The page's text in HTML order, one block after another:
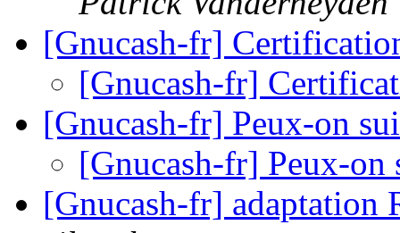
[Gnucash-fr]
[Gnucash-fr]
[Gnucash-fr] Peux-on
[Gnucash-fr] Peux-
[Gnucash-fr] adaptation